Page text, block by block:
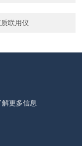
联用仪
更多信息